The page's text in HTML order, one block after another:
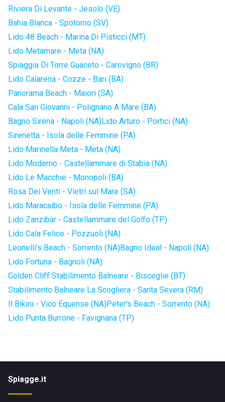
Riviera Di Levante - Jesolo (VE)
Bahia Blanca - Spotorno (SV)
Lido 48 Beach - Marina Di Pisticci (MT)
Lido Metamare - Meta (NA)
Spiaggia Di Torre Guaceto - Carovigno (BR)
Lido Calarena - Cozze - Bari (BA)
Panorama Beach - Maiori (SA)
Cala San Giovanni - Polignano A Mare (BA)
Bagno Sirena - Napoli (NA)Lido Arturo - Portici (NA)
Sirenetta - Isola delle Femmine (PA)
Lido Marinella Meta - Meta (NA)
Lido Moderno - Castellammare di Stabia (NA)
Lido Le Macchie - Monopoli (BA)
Rosa Dei Venti - Vietri sul Mare (SA)
Lido Maracaibo - Isola delle Femmine (PA)
Lido Zanzibar - Castellammare del Golfo (TP)
Lido Cala Felice - Pozzuoli (NA)
Leonelli's Beach - Sorrento (NA)Bagno Ideal - Napoli (NA)
Lido Fortuna - Bagnoli (NA)
Golden Cliff Stabilimento Balneare - Bisceglie (BT)
Stabilimento Balneare La Scogliera - Santa Severa (RM)
Il Bikini - Vico Equense (NA)Peter's Beach - Sorrento (NA)
Lido Punta Burrone - Favignana (TP)
Spiagge.it